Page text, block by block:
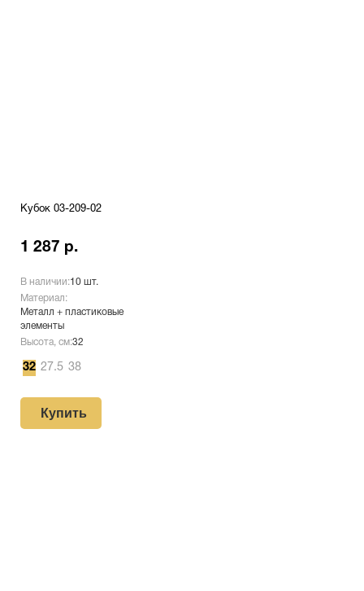
Кубок 03-209-02
1 287 р.
В наличии:10 шт.
Материал:
Металл + пластиковые
элементы
Высота, см:32
32 27.5 38
Купить